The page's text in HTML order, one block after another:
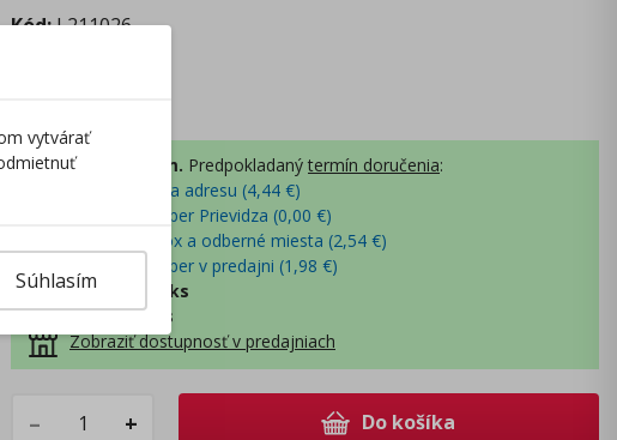
Kód:L211026
Tovar je skladom. Predpokladaný termín doručenia:
12.08 - kuriérom na adresu (4,44 €)
11.08 - osobný odber Prievidza (0,00 €)
12.08 - Packeta box a odberné miesta (2,54 €)
12.08 - osobný odber v predajni (1,98 €)
Centrálny sklad
0 ks
Externý sklad: 1 ks
Zobraziť dostupnosť v predajniach
– + Do košíka
vytvárať
Súhlasím